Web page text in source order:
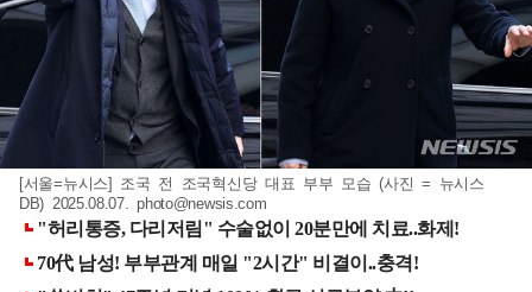
[서울=뉴시스] 조국 전 조국혁신당 대표 부부 모습 (사진 = 뉴시스
DB) 2025.08.07.photo@newsis.com